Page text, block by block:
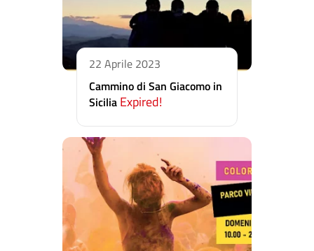
22 Aprile 2023
Cammino di San Giacomo in
Sicilia Expired!